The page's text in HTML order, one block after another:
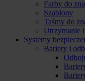
Farby do
Szablony
Taśmy do
Utrzymanie
Systemy
Bariery i